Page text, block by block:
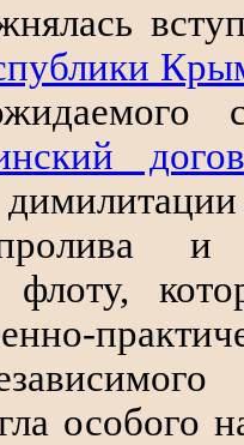
флоту,
особого